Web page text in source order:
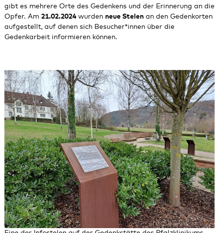
gibt es mehrere Orte des Gedenkens und der Erinnerung an die
Opfer. Am 21.02.2024wurden neue Stelenan den Gedenkorten
aufgestellt, auf denen sich Besucher*innen über die
Gedenkarbeit informieren können.